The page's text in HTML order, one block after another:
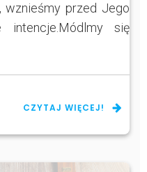
wznieśmy przed Jego
intencje.Módlmy się
CZYTAJ WIĘCEJ!